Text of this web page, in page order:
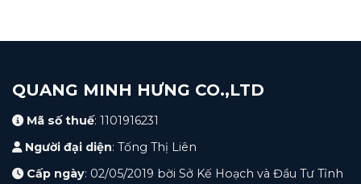
QUANG MINH HƯNG CO.,LTD
Mã số thuế: 1101916231
Người đại diện: Tống Thị Liên
Cấp ngày: 02/05/2019 bời Sở Kế Hoạch và Đầu Tư Tỉnh